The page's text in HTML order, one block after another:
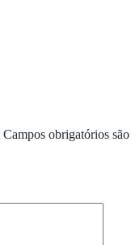
Campos obrigatórios são